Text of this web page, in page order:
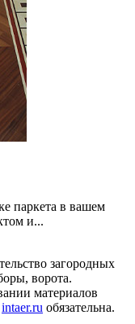
паркета в вашем
и...
загородных
ворота.
материалов
intaer.ru обязательна.